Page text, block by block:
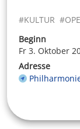
#KULTUR
Beginn
Fr 3. Oktober
Adresse